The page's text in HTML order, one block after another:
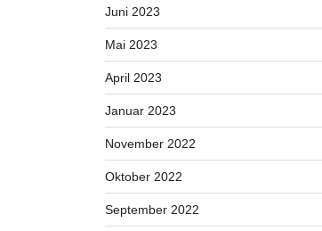
Juni 2023
Mai 2023
April 2023
Januar 2023
November 2022
Oktober 2022
September 2022